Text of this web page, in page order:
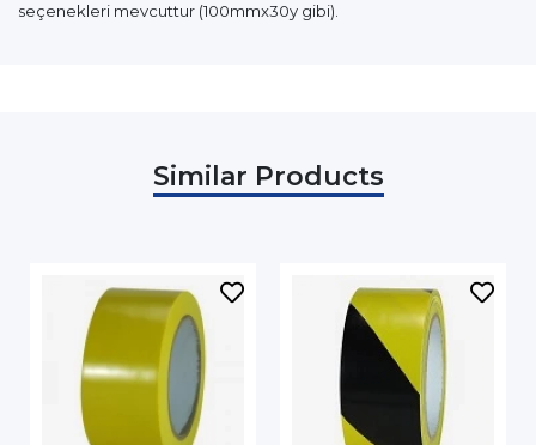
seçenekleri mevcuttur (100mmx30y gibi).
Similar Products